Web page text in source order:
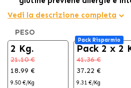
promuovendo una salute
Questa formula include mirtilli e
antiossidanti checontrastano
radicali liberi.
Unapproccio senza cereali
salutare ed equilibrata.
Vedi la descrizione completa
PESO
2 Kg.
21.10 €
18.99 €
9.50 €/Kg
Pack Risparmio
Pack 2 x 2
41.36 €
37.22 €
9.31 €/Kg